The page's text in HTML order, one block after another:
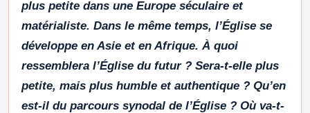
plus petite dans une Europe séculaire et
matérialiste. Dans le même temps, l’Église se
développe en Asie et en Afrique. À quoi
ressemblera l’Église du futur ? Sera-t-elle plus
petite, mais plus humble et authentique ? Qu’en
est-il du parcours synodal de l’Église ? Où va-t-